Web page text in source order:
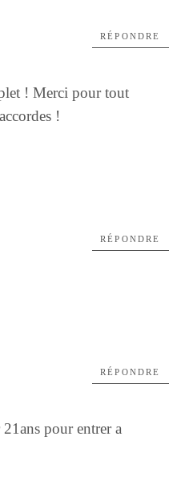
! Merci pour tout
!
RÉPONDRE
RÉPONDRE
pour entrer a
RÉPONDRE